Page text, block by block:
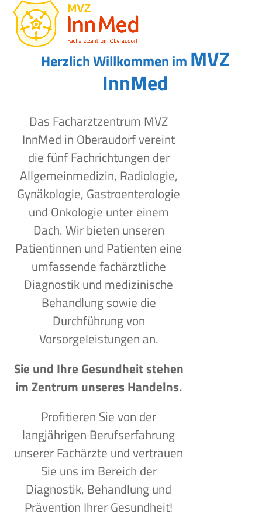
Skip
content
Open
mobile
menu
Close
mobile
menu
Herzlich Willkommen im MVZ
InnMed
Das Facharztzentrum MVZ
InnMed in Oberaudorf vereint
die fünf Fachrichtungen der
Allgemeinmedizin, Radiologie,
Gynäkologie, Gastroenterologie
und Onkologie unter einem
Dach. Wir bieten unseren
Patientinnen und Patienten eine
umfassende fachärztliche
Diagnostik und medizinische
Behandlung sowie die
Durchführung von
Vorsorgeleistungen an.
Sie und Ihre Gesundheit stehen
im Zentrum unseres Handelns.
Profitieren Sie von der
langjährigen Berufserfahrung
unserer Fachärzte und vertrauen
Sie uns im Bereich der
Diagnostik, Behandlung und
Prävention Ihrer Gesundheit!